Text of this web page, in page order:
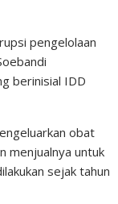
pengelolaan
berinisial IDD
obat
menjualnya untuk
sejak tahun